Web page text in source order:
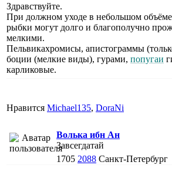
Здравствуйте.
При должном уходе в небольшом
рыбки могут долго и благополучно
мелкими.
Пельвикахромисы, апистограммы
боции (мелкие виды), гурами, попугаи
карликовые.
Нравится Michael135, DoraNi
Волька ибн Ан
Завсегдатай
1705 2088 Санкт-Петербург